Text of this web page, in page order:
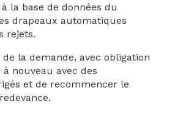
la base de données du
drapeaux automatiques
rejets.
de la demande, avec obligation
nouveau avec des
et de recommencer le